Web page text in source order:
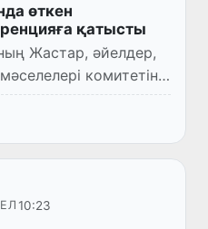
өткен
қатысты
Жастар, әйелдер,
комитетінің
өткен аптада Баку
10:23